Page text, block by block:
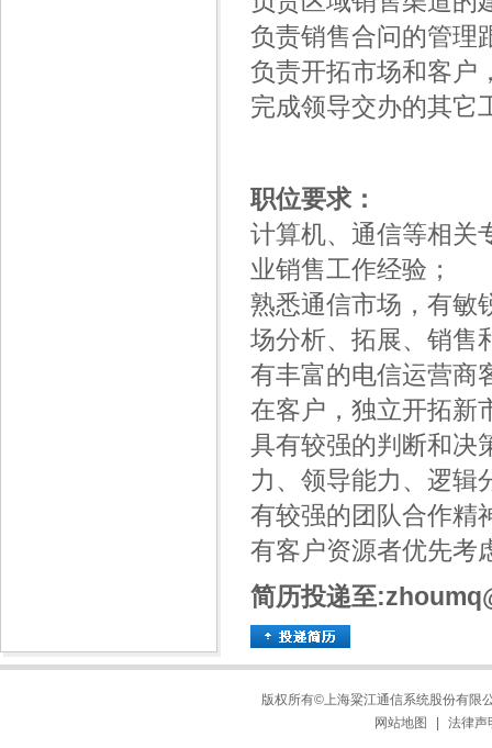
负责销售合问的管理
负责开拓市场和客户
完成领导交办的其它
职位要求：
计算机、通信等相关
业销售工作经验；
熟悉通信市场，有敏
场分析、拓展、销售
有丰富的电信运营商
在客户，独立开拓新
具有较强的判断和决
力、领导能力、逻辑
有较强的团队合作精
有客户资源者优先考
简历投递至
版权所有©上海粱江通信系统股份有限
网站地图
法律声